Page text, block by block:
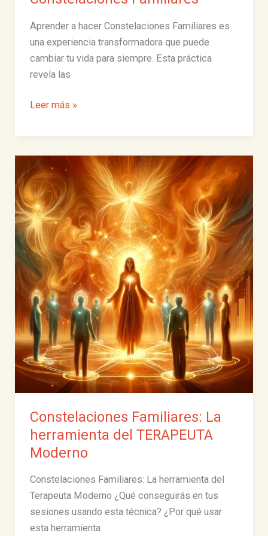
Aprender a hacer Constelaciones Familiares es
una experiencia transformadora que puede
cambiar tu vida para siempre. Esta práctica
revela las
Aprender
hacer
Constelaciones
Familiares
Leer más »
Constelaciones Familiares: La
herramienta del TERAPEUTA
Moderno
Constelaciones Familiares: La herramienta del
Terapeuta Moderno ¿Qué conseguirás en tus
sesiones usando esta técnica? ¿Por qué usar
esta herramienta